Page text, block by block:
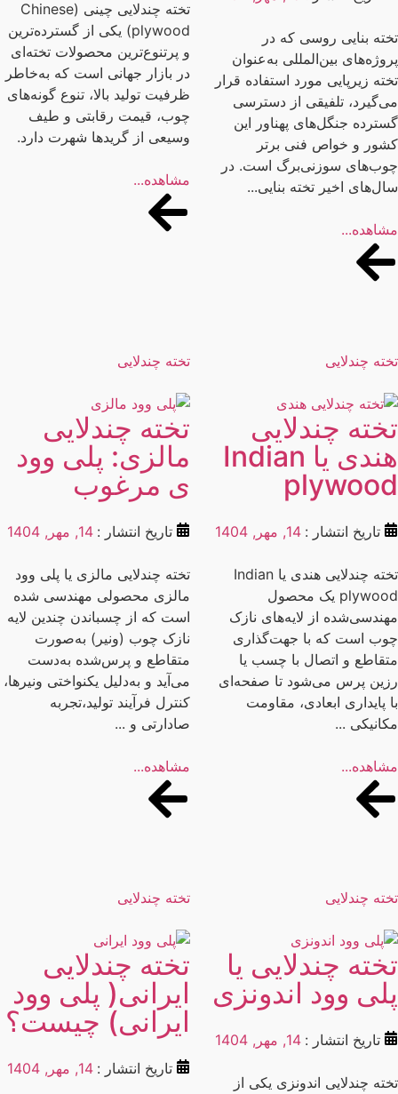
بنایی روسی که در
بین‌المللی به‌عنوان
زیرپایی مورد استفاده قرار
تلفیقی از دسترسی
جنگل‌های پهناور این
و خواص فنی برتر
سوزنی‌برگ است. در
اخیر تخته بنایی...
تخته چندلایی چینی (Chinese
plywood) یکی از گسترده‌ترین
و پرتنوع‌ترین محصولات تخته‌ای
در بازار جهانی است که به‌خاطر
ظرفیت تولید بالا، تنوع گونه‌های
چوب، قیمت رقابتی و طیف
وسیعی از گریدها شهرت دارد.
مشاهده...
چندلایی
چندلایی
هندی یا Indian
تاریخ انتشار : 14, مهر, 1404
تخته چندلایی هندی یا Indian
plywood یک محصول
از لایه‌های نازک
است که با جهت‌گذاری
و اتصال با چسب یا
پرس می‌شود تا صفحه‌ای
پایداری ابعادی، مقاومت
...
تخته چندلایی
تخته چندلایی
مالزی: پلی وود
ی مرغوب
تاریخ انتشار : 14, مهر, 1404
تخته چندلایی مالزی یا پلی وود
مالزی محصولی مهندسی شده
است که از چسباندن چندین لایه
نازک چوب (ونیر) به‌صورت
متقاطع و پرس‌شده به‌دست
می‌آید و به‌دلیل یکنواختی ونیرها،
کنترل فرآیند تولید،تجربه
صادارتی و ...
مشاهده...
چندلایی
چندلایی یا
وود اندونزی
تاریخ انتشار : 14, مهر, 1404
چندلایی اندونزی یکی از
تخته چندلایی
تخته چندلایی
ایرانی( پلی وود
ایرانی) چیست؟
تاریخ انتشار : 14, مهر, 1404